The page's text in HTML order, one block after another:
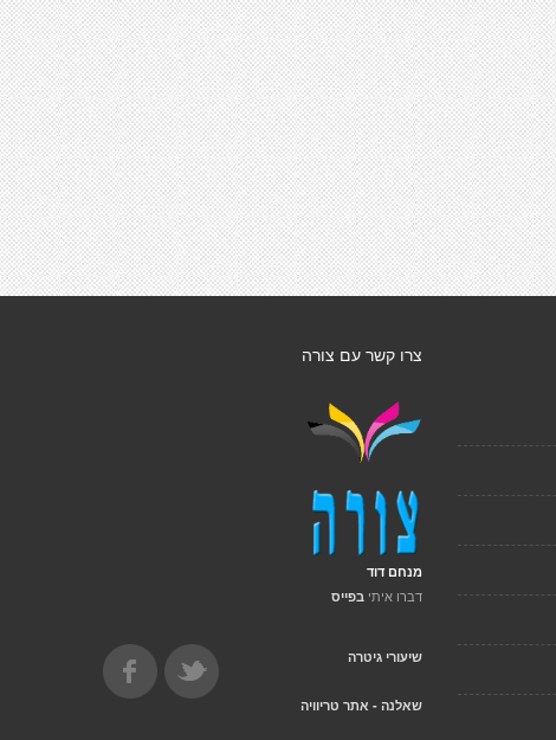
צרו קשר עם צורה
מנחם דוד
דברו איתי בפייס
שיעורי גיטרה
שאלנה - אתר טריוויה